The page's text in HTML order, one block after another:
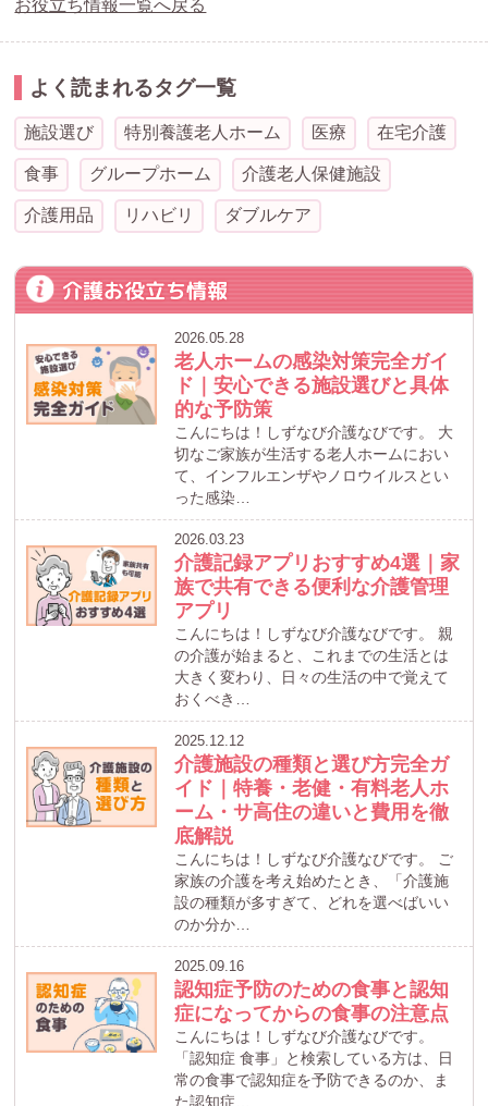
お役立ち情報一覧へ戻る
よく読まれるタグ一覧
施設選び 特別養護老人ホーム 医療 在宅介護
食事 グループホーム 介護老人保健施設
介護用品 リハビリ ダブルケア
介護お役立ち情報
2026.05.28
老人ホームの感染対策完全ガイ
ド｜安心できる施設選びと具体
的な予防策
こんにちは！しずなび介護なびです。 大
切なご家族が生活する老人ホームにおい
て、インフルエンザやノロウイルスとい
った感染…
2026.03.23
介護記録アプリおすすめ4選｜家
族で共有できる便利な介護管理
アプリ
こんにちは！しずなび介護なびです。 親
の介護が始まると、これまでの生活とは
大きく変わり、日々の生活の中で覚えて
おくべき…
2025.12.12
介護施設の種類と選び方完全ガ
イド｜特養・老健・有料老人ホ
ーム・サ高住の違いと費用を徹
底解説
こんにちは！しずなび介護なびです。 ご
家族の介護を考え始めたとき、「介護施
設の種類が多すぎて、どれを選べばいい
のか分か…
2025.09.16
認知症予防のための食事と認知
症になってからの食事の注意点
こんにちは！しずなび介護なびです。
「認知症 食事」と検索している方は、日
常の食事で認知症を予防できるのか、ま
た認知症…